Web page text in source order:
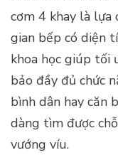
cơm 4 khay là lựa
gian bếp có diện
khoa học giúp tối
bảo đầy đủ chức
bình dân hay căn
dàng tìm được
vướng víu.